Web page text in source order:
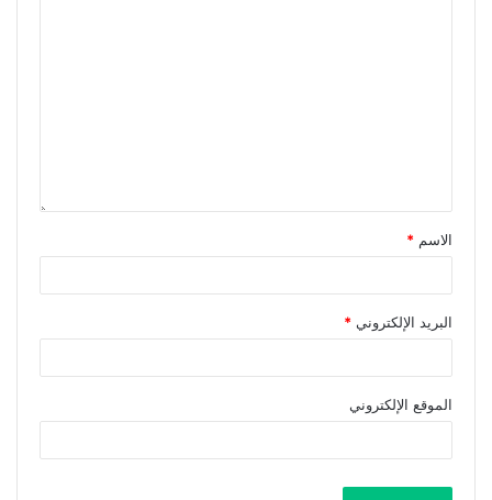
الاسم *
البريد الإلكتروني *
الموقع الإلكتروني